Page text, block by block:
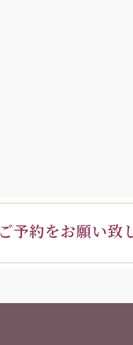
予約をお願い致